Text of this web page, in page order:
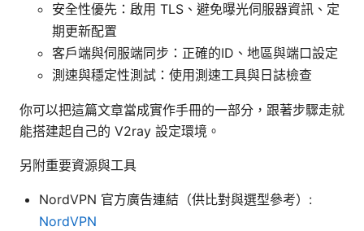
安全性優先：啟用 TLS、避免曝光伺服器資訊、定
期更新配置
客戶端與伺服端同步：正確的ID、地區與端口設定
測速與穩定性測試：使用測速工具與日誌檢查
你可以把這篇文章當成實作手冊的一部分，跟著步驟走就
能搭建起自己的 V2ray 設定環境。
另附重要資源與工具
NordVPN 官方廣告連結（供比對與選型參考）:
NordVPN